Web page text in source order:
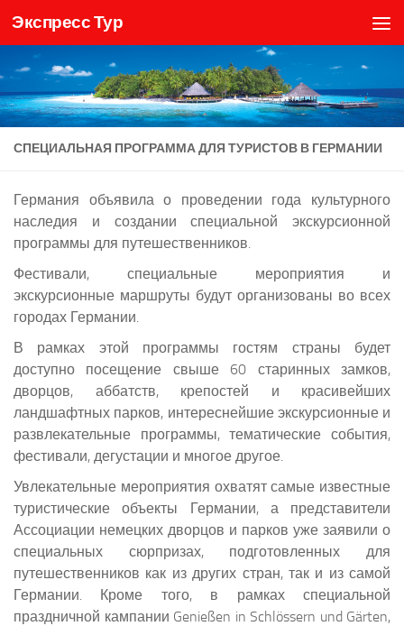
Skip to content
Экспресс Тур
СПЕЦИАЛЬНАЯ ПРОГРАММА ДЛЯ ТУРИСТОВ В ГЕРМАНИИ
Германия объявила о проведении года культурного
наследия и создании специальной экскурсионной
программы для путешественников.
Фестивали, специальные мероприятия и
экскурсионные маршруты будут организованы во всех
городах Германии.
В рамках этой программы гостям страны будет
доступно посещение свыше 60 старинных замков,
дворцов, аббатств, крепостей и красивейших
ландшафтных парков, интереснейшие экскурсионные и
развлекательные программы, тематические события,
фестивали, дегустации и многое другое.
Увлекательные мероприятия охватят самые известные
туристические объекты Германии, а представители
Ассоциации немецких дворцов и парков уже заявили о
специальных сюрпризах, подготовленных для
путешественников как из других стран, так и из самой
Германии. Кроме того, в рамках специальной
праздничной кампании Genießen in Schlössern und Gärten,